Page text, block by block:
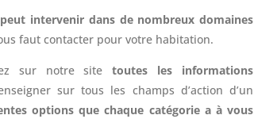
peut intervenir dans de nombreux domaines
faut contacter pour votre habitation.
sur notre sitetoutes les informations
sur tous les champs d’action d’un
options que chaque catégorie a à vous